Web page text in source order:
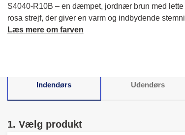
S4040-R10B – en dæmpet, jordnær brun med lette
rosa strejf, der giver en varm og indbydende
i dine rum. Oplev dybde og ro med en nuance, der
Læs mere om farven
Indendørs Udendørs
1. Vælg produkt